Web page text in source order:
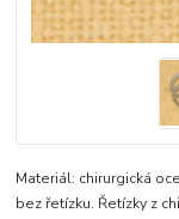
Materiál: chirurgická
bez řetízku. Řetízky z